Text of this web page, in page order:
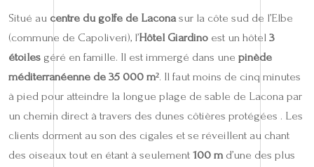
Situé au centre du golfe de Laconasur la côte sud de l’Elbe
(commune de Capoliveri), l’Hôtel Giardino est un hôtel 3
étoiles géré en famille. Il est immergé dans une pinède
méditerranéenne de 35 000 m². Il faut moins de cinq minutes
à pied pour atteindre la longue plage de sable de Lacona par
un chemin direct à travers des dunes côtières protégées . Les
clients dorment au son des cigales et se réveillent au chant
des oiseaux tout en étant à seulement 100 m d’une des plus